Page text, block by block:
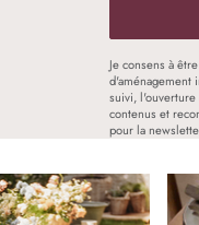
Je consens à
d'aménagement
suivi,
contenus et
pour la